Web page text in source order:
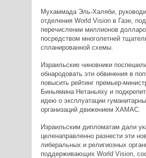
Мухаммада Эль-Халяби,
отделения World Visionв Газе,
перечислении миллионов
посредством многолетней
спланированной схемы.
Израильские чиновники
обнародовать эти обвинения в
повысить рейтинг премьер-
Биньямина Нетаньяху и
идею о эксплуатации
организаций движением ХАМАС.
Израильским дипломатам дали
целенаправленно разнести эти
либеральных и религиозных
поддерживающих World Vision,